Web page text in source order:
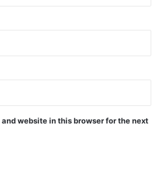
website in this browser for the next